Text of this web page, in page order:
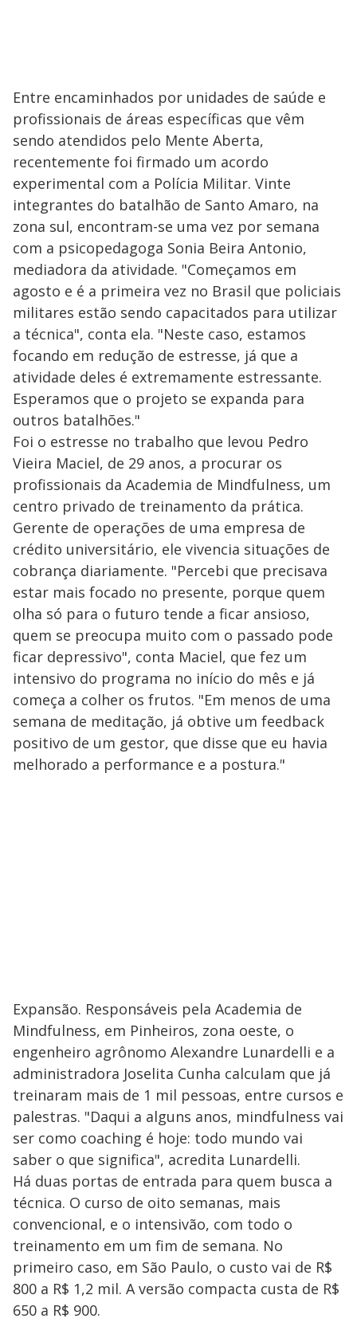
Entre encaminhados por unidades de saúde e
profissionais de áreas específicas que vêm
sendo atendidos pelo Mente Aberta,
recentemente foi firmado um acordo
experimental com a Polícia Militar. Vinte
integrantes do batalhão de Santo Amaro, na
zona sul, encontram-se uma vez por semana
com a psicopedagoga Sonia Beira Antonio,
mediadora da atividade. "Começamos em
agosto e é a primeira vez no Brasil que policiais
militares estão sendo capacitados para utilizar
a técnica", conta ela. "Neste caso, estamos
focando em redução de estresse, já que a
atividade deles é extremamente estressante.
Esperamos que o projeto se expanda para
outros batalhões."
Foi o estresse no trabalho que levou Pedro
Vieira Maciel, de 29 anos, a procurar os
profissionais da Academia de Mindfulness, um
centro privado de treinamento da prática.
Gerente de operações de uma empresa de
crédito universitário, ele vivencia situações de
cobrança diariamente. "Percebi que precisava
estar mais focado no presente, porque quem
olha só para o futuro tende a ficar ansioso,
quem se preocupa muito com o passado pode
ficar depressivo", conta Maciel, que fez um
intensivo do programa no início do mês e já
começa a colher os frutos. "Em menos de uma
semana de meditação, já obtive um feedback
positivo de um gestor, que disse que eu havia
melhorado a performance e a postura."
Expansão. Responsáveis pela Academia de
Mindfulness, em Pinheiros, zona oeste, o
engenheiro agrônomo Alexandre Lunardelli e a
administradora Joselita Cunha calculam que já
treinaram mais de 1 mil pessoas, entre cursos e
palestras. "Daqui a alguns anos, mindfulness vai
ser como coaching é hoje: todo mundo vai
saber o que significa", acredita Lunardelli.
Há duas portas de entrada para quem busca a
técnica. O curso de oito semanas, mais
convencional, e o intensivão, com todo o
treinamento em um fim de semana. No
primeiro caso, em São Paulo, o custo vai de R$
800 a R$ 1,2 mil. A versão compacta custa de R$
650 a R$ 900.